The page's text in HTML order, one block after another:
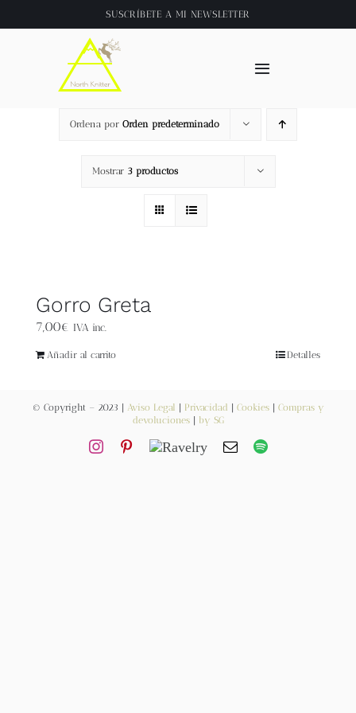
al
SUSCRÍBETE A MI NEWSLETTER
Toggle
Inicio
About
Tienda
Contacto
Newsletter
Ordena por Orden predeterminado
Mostrar 3 productos
Gorro Greta
7,00€ IVA inc.
Añadir al carrito Detalles
© Copyright – 2023 | Aviso Legal Privacidad Cookies| Compras y
devoluciones| by SG